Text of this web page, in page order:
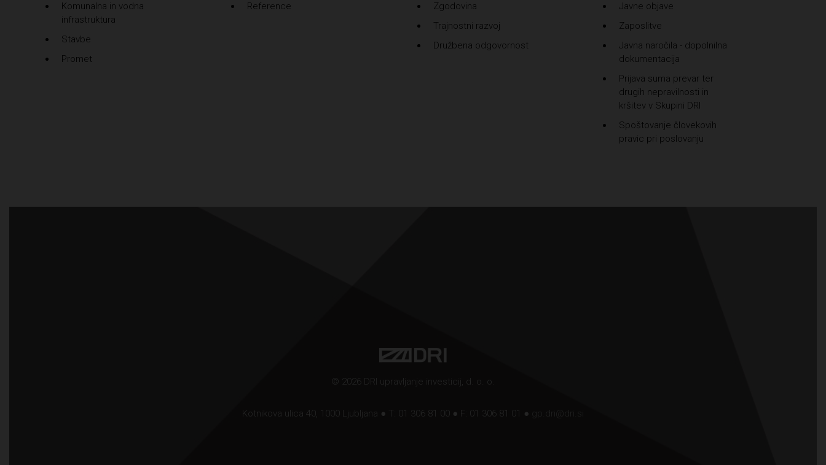
Komunalna in vodna
infrastruktura
Stavbe
Promet
Reference
Zgodovina
Trajnostni razvoj
Družbena odgovornost
Javne objave
Zaposlitve
Javna naročila - dopolnilna
dokumentacija
Prijava suma prevar ter
drugih nepravilnosti in
kršitev v Skupini DRI
Spoštovanje človekovih
pravic pri poslovanju
© 2026 DRI upravljanje investicij, d. o. o.
Kotnikova ulica 40, 1000 Ljubljana ● T: 01 306 81 00 ● F: 01 306 81 01 ●